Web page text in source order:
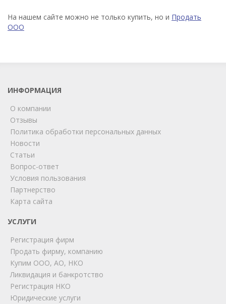
На нашем сайте можно не только купить, но и Продать
ООО
ИНФОРМАЦИЯ
О компании
Отзывы
Политика обработки персональных данных
Новости
Статьи
Вопрос-ответ
Условия пользования
Партнерство
Карта сайта
УСЛУГИ
Регистрация фирм
Продать фирму, компанию
Купим ООО, АО, НКО
Ликвидация и банкротство
Регистрация НКО
Юридические услуги
online
Позвоните нам или свяжитесь с нами через любой
удобный мессенджер!
Telegram